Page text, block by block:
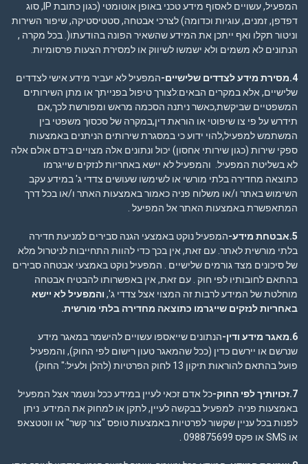
המפעיל, עשויים לאסוף מידע טכני באופן אוטומטי (כגון כתובת IP, סוג
דפדפן, זמנים, עוגיות וכדומה) לצרכי אבטחה, סטטיסטיקה, שיפור השירות
וניטור תקלו ואף ייתכן את המידע שהשאיר הפונה בהודעתו(. בכל מקרה ,
הנתונים לא משמים ולא ישמשו לשיווק או למסירת הצעות פרסומיות.
4.מסירת מידע לצדדים שלישיים-
המפעיל לא יעביר מידע אישי לצדדים
שלישיים, אלא במקרים הבאים:לצורך טיפול בפנייתך או מתן השירותים
המשפטיים שביקשת,כאשר ניתנה הסכמה מראש ומפורשת לכך,אם
תידרש על פי צו שיפוטי או הוראת דין,במקרה של סכסוך משפטי בין
המשתמש למפעיל,להוי ידוע כי במסגרת שירותים הניתנים באמצעות
ספקי שירות (כגון שירותי אחסון) יכול ונתונים אלה מצויים בידם אולם אלה
לא בשליטת המפעיל. והמפעיל לא יישא באחריות לנזקים שייגרמו
כתוצאה מחדירה בלתי מורשי או לשימשו שעושים צדדי ג' במידע עקב
השימוש באתר ו/או משלוח פניה כאמור באמצעות האתר ו/או בכל דרך
המתאפשרת באמצעות האתר אל המפיעל .
5.אבטחת מידע-
המפעיל נוקט באמצעי הגנה סבירים למניעת חדירה
בלתי מורשית לאתר. עם זאת, אין בכך כדי להוות התחייבות לניטרול מלא
של סיכונים מצד גורמים שלישיים . המפעיל נוקט באמצעי אבטחה סבירים
בהתאם לחובותיו לפי חוק . עם זאת, אין באפשרותו להבטיח אבטחה
מוחלטת של המידע לרבות זה המצוי אצל צדדי ג', והמפעיל לא יישא
באחריות לנזקים שייגרמו כתוצאה מחדירה בלתי מורשית.
6.מאגר מידע ודין-
הנתונים שייאספו עשויים להישמר במאגר מידע
שנרשם או יירשם כדין (ככל שהמאגר טעון רישום לפי החוק), והמפעיל
פועל בהתאם להוראות תיקון 13 לחוק הפרטיות (להלן ולעיל:" החוק)
7.זכויותיך לפי החוק-
כל אדם זכאי לעיין במידע ככל ונשמר אצל המפעיל
באמצעות פניה למפעיל בבקשה לעיין, לתקן או למחוק את המידע. ניתן
לפנות בכל עניין שקשור לפרטיות באמצעות טופס "צור קשר" או ווטטצאפ
או SMS או פקס 098875699 .